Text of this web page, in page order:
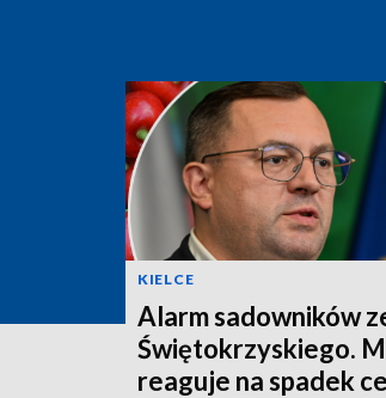
KIELCE
Alarm sadowników
Świętokrzyskiego.
reaguje na spadek